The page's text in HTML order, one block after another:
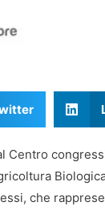
Centro
che